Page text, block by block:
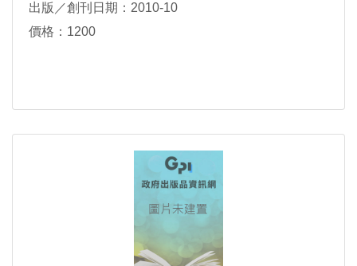
出版／創刊日期：2010-10
價格：1200